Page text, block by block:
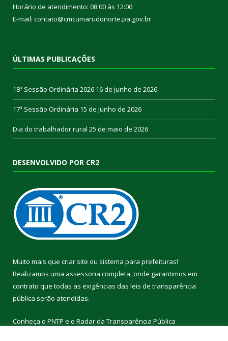
Horário de atendimento: 08:00 às 12:00
E-mail: contato@cmcumarudonorte.pa.gov.br
ÚLTIMAS PUBLICAÇÕES
18ª Sessão Ordinária 2026 16 de junho de 2026
17ª Sessão Ordinária 15 de junho de 2026
Dia do trabalhador rural 25 de maio de 2026
DESENVOLVIDO POR CR2
Muito mais que criar site ou sistema para prefeituras!
Realizamos uma assessoria completa, onde garantimos em
contrato que todas as exigências das leis de transparência
pública serão atendidas.
Conheça o PNTP e o Radar da Transparência Pública